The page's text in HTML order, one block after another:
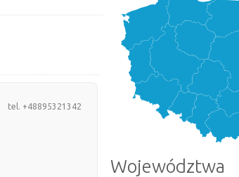
tel. +48895321342
Województwa